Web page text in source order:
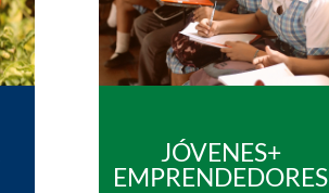
JÓVENES+
EMPRENDEDORES